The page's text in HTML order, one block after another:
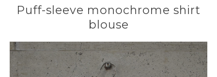
Puff-sleeve monochrome shirt
blouse